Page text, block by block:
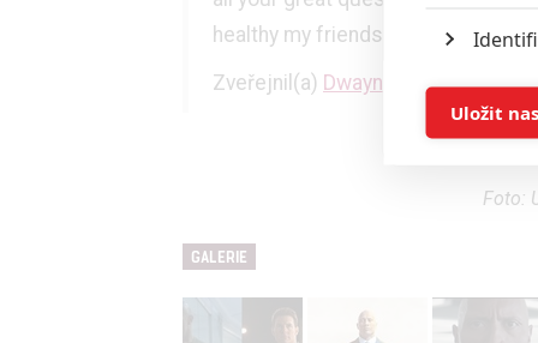
healthy my friends. D
Zveřejnil(a) Dwayne The Rock
Foto:
GALERIE
Udělením
Uložit